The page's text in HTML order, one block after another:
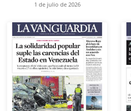
1 de julio de 2026